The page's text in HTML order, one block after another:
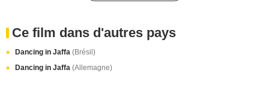
Ce film dans d'autres pays
Dancing in Jaffa (Brésil)
Dancing in Jaffa (Allemagne)